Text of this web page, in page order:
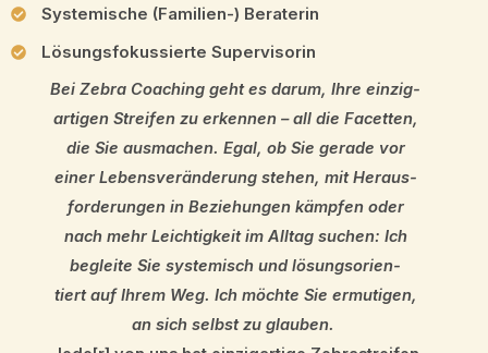
Syste­mi­sche (Famili­en-) Beraterin
Lösungs­fo­kus­sier­te Supervisorin
Bei Zebra Coaching geht es darum, Ihre einzig­
ar­ti­gen Strei­fen zu erken­nen – all die Facet­ten,
die Sie ausma­chen. Egal, ob Sie gerade vor
einer Lebens­ver­än­de­rung stehen, mit Heraus­
for­de­run­gen in Bezie­hun­gen kämpfen oder
nach mehr Leich­tig­keit im Alltag suchen: Ich
beglei­te Sie syste­misch und lösungs­ori­en­
tiert auf Ihrem Weg. Ich möchte Sie ermuti­gen,
an sich selbst zu glauben.